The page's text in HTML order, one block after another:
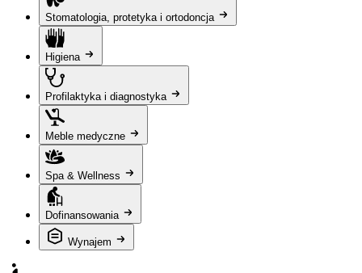
Stomatologia, protetyka i ortodoncja
Higiena
Profilaktyka i diagnostyka
Meble medyczne
Spa & Wellness
Dofinansowania
Wynajem